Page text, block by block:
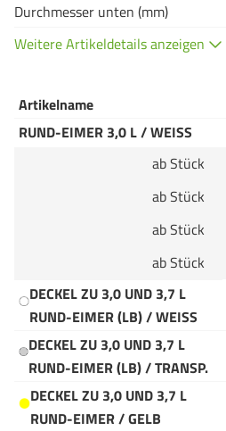
Durchmesser unten (mm)
Weitere Artikeldetails anzeigen
Artikelname
RUND-EIMER 3,0 L / WEISS
ab Stück
ab Stück
ab Stück
ab Stück
DECKEL ZU 3,0 UND 3,7 L
RUND-EIMER (LB) / WEISS
DECKEL ZU 3,0 UND 3,7 L
RUND-EIMER (LB) / TRANSP.
DECKEL ZU 3,0 UND 3,7 L
RUND-EIMER / GELB